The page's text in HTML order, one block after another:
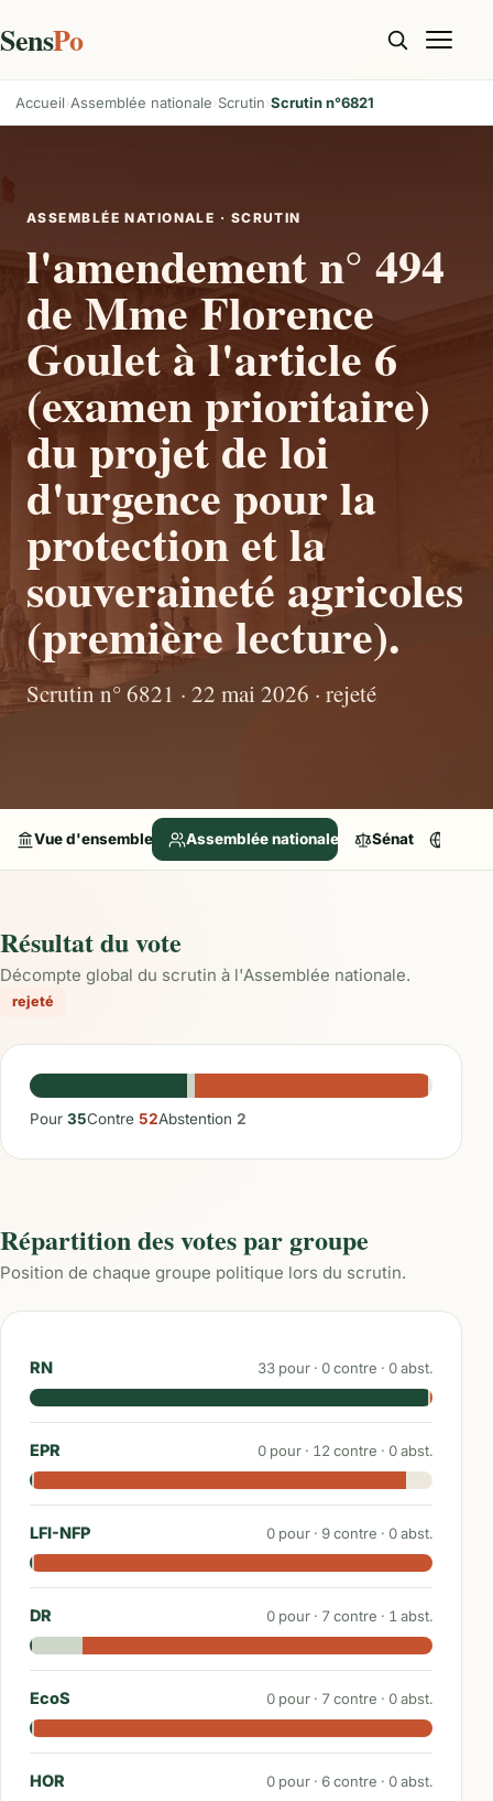
SensPo
Accueil Assemblée nationale Scrutin Scrutin n°6821
ASSEMBLÉE NATIONALE · SCRUTIN
l'amendement n° 494
de Mme Florence
Goulet à l'article 6
(examen prioritaire)
du projet de loi
d'urgence pour la
protection et la
souveraineté agricoles
(première lecture).
Scrutin n° 6821 · 22 mai 2026 · rejeté
Vue d'ensemble Assemblée nationale Sénat
Résultat du vote
Décompte global du scrutin à l'Assemblée nationale.
rejeté
Pour 35Contre 52Abstention 2
Répartition des votes par groupe
Position de chaque groupe politique lors du scrutin.
RN 33 pour · 0contre · 0abst.
EPR 0 pour · 12 contre · 0abst.
LFI-NFP 0 pour · 9contre · 0abst.
DR 0 pour · 7contre · 1 abst.
EcoS 0 pour · 7contre · 0abst.
HOR 0 pour · 6contre · 0abst.